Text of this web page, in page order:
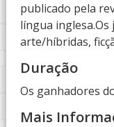
publicado pela
língua
arte/híbridas,
Duração
Os ganhadores
Mais